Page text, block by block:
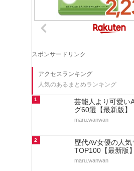
スポンサードリンク
アクセスランキング
人気のあるまとめランキング
1
芸能人より可愛い
グ60選【最新版】
maru.wanwan
2
歴代AV女優の人
TOP100【最新版】
maru.wanwan